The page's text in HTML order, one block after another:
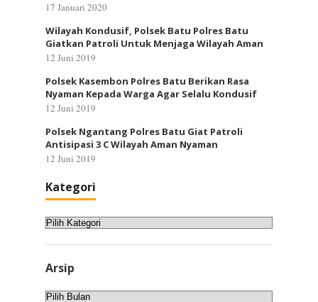
17 Januari 2020
Wilayah Kondusif, Polsek Batu Polres Batu
Giatkan Patroli Untuk Menjaga Wilayah Aman
12 Juni 2019
Polsek Kasembon Polres Batu Berikan Rasa
Nyaman Kepada Warga Agar Selalu Kondusif
12 Juni 2019
Polsek Ngantang Polres Batu Giat Patroli
Antisipasi 3 C Wilayah Aman Nyaman
12 Juni 2019
Kategori
Kategori
Arsip
Arsip